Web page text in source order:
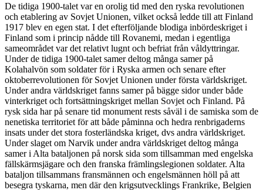
De tidiga 1900-talet var en orolig tid med den ryska revolutionen
och etablering av Sovjet Unionen, vilket också ledde till att Finland
1917 blev en egen stat. I det efterföljande blodiga inbördeskriget i
Finland som i princip nådde till Rovanemi, medan i egentliga
sameområdet var det relativt lugnt och befriat från våldyttringar.
Under de tidiga 1900-talet samer deltog många samer på
Kolahalvön som soldater för i Ryska armen och senare efter
oktoberrevolutionen för Sovjet Unionen under första världskriget.
Under andra världskriget fanns samer på bägge sidor under både
vinterkriget och fortsättningskriget mellan Sovjet och Finland. På
rysk sida har på senare tid monument rests såväl i de samiska som de
nenetiska territoriet för att både påminna och hedra renbrigaderns
insats under det stora fosterländska kriget, dvs andra världskriget.
Under slaget om Narvik under andra världskriget deltog många
samer i Alta bataljonen på norsk sida som tillsamman med engelska
fällskärmsjägare och den franska främlingslegionen soldater. Alta
bataljon tillsammans fransmännen och engelsmännen höll på att
besegra tyskarna, men där den krigsutvecklings Frankrike, Belgien